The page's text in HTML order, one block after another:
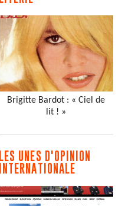
Brigitte Bardot : « Ciel de
lit ! »
LES UNES D'OPINION
INTERNATIONALE